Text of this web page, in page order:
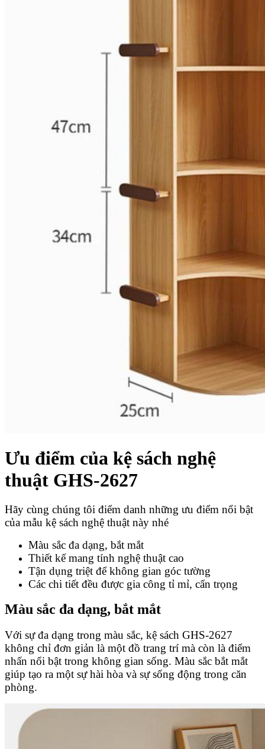
Ưu điểm của kệ sách nghệ
thuật GHS-2627
Hãy cùng chúng tôi điểm danh những ưu điểm nổi bật
của mẫu kệ sách nghệ thuật này nhé
Màu sắc đa dạng, bắt mắt
Thiết kế mang tính nghệ thuật cao
Tận dụng triệt để không gian góc tường
Các chi tiết đều được gia công tỉ mỉ, cẩn trọng
Màu sắc đa dạng, bắt mắt
Với sự đa dạng trong màu sắc, kệ sách GHS-2627
không chỉ đơn giản là một đồ trang trí mà còn là điểm
nhấn nổi bật trong không gian sống. Màu sắc bắt mắt
giúp tạo ra một sự hài hòa và sự sống động trong căn
phòng.